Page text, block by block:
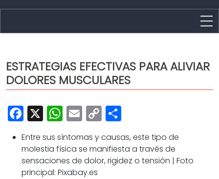
Capital
Policíaca
Cultura
Deportes
Opinión
ESTRATEGIAS EFECTIVAS PARA ALIVIAR
DOLORES MUSCULARES
Facebook
X WhatsApp
Email
Copy
Link
Entre sus síntomas y causas, este tipo de
molestia física se manifiesta a través de
sensaciones de dolor, rigidez o tensión | Foto
principal: Pixabay.es